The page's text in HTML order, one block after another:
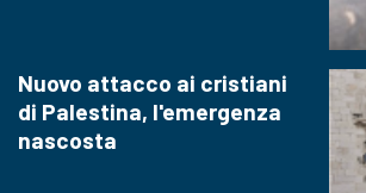
Nuovo attacco ai cristiani
di Palestina, l'emergenza
nascosta